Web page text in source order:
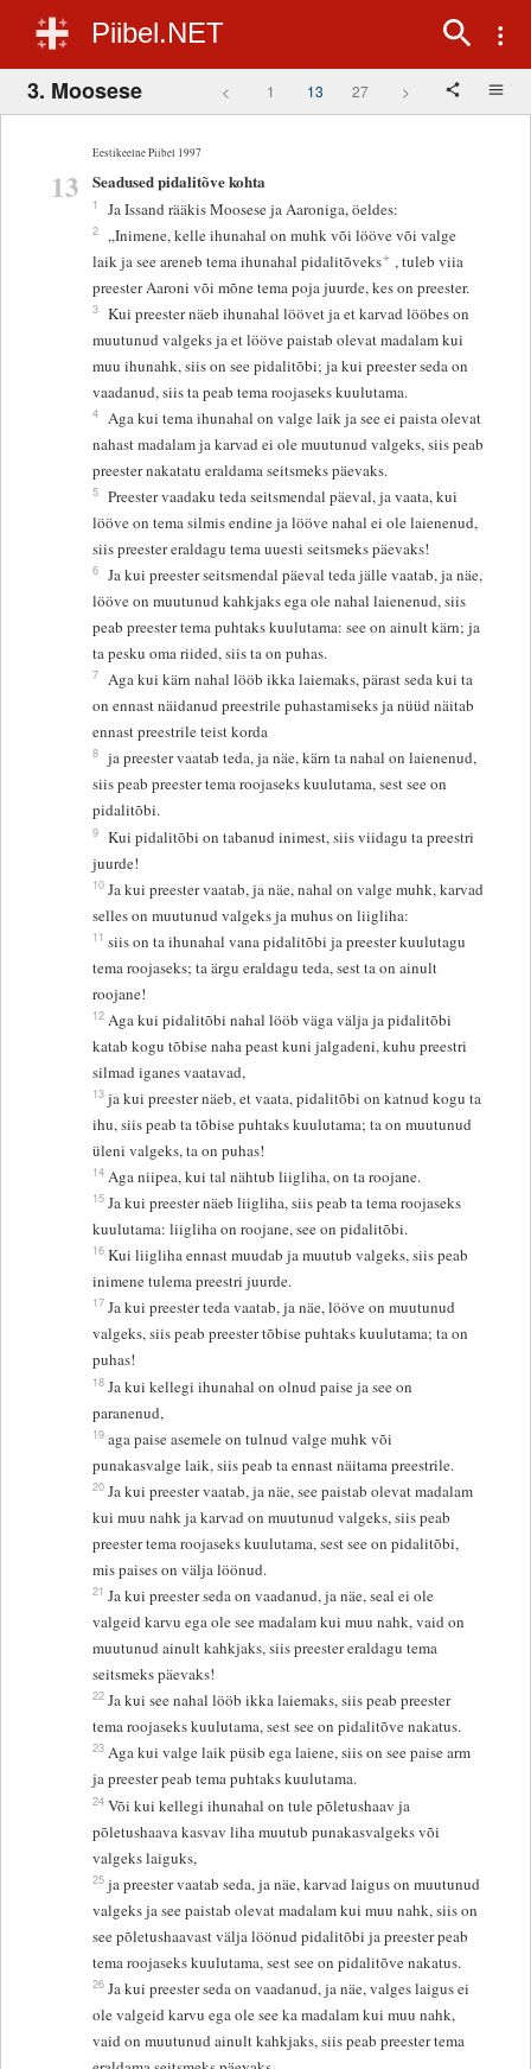
Piibel.NET
3. Moosese < 1 13 27 >
Eestikeelne Piibel 1997
13 Seadused pidalitõve kohta
1 Ja Issand rääkis Moosese ja Aaroniga, öeldes:
2 „Inimene, kelle ihunahal on muhk või lööve või valge
laik ja see areneb tema ihunahal pidalitõveks+ , tuleb viia
preester Aaroni või mõne tema poja juurde, kes on preester.
3 Kui preester näeb ihunahal löövet ja et karvad lööbes on
muutunud valgeks ja et lööve paistab olevat madalam kui
muu ihunahk, siis on see pidalitõbi; ja kui preester seda on
vaadanud, siis ta peab tema roojaseks kuulutama.
4 Aga kui tema ihunahal on valge laik ja see ei paista olevat
nahast madalam ja karvad ei ole muutunud valgeks, siis peab
preester nakatatu eraldama seitsmeks päevaks.
5 Preester vaadaku teda seitsmendal päeval, ja vaata, kui
lööve on tema silmis endine ja lööve nahal ei ole laienenud,
siis preester eraldagu tema uuesti seitsmeks päevaks!
6 Ja kui preester seitsmendal päeval teda jälle vaatab, ja näe,
lööve on muutunud kahkjaks ega ole nahal laienenud, siis
peab preester tema puhtaks kuulutama: see on ainult kärn; ja
ta pesku oma riided, siis ta on puhas.
7 Aga kui kärn nahal lööb ikka laiemaks, pärast seda kui ta
on ennast näidanud preestrile puhastamiseks ja nüüd näitab
ennast preestrile teist korda
8 ja preester vaatab teda, ja näe, kärn ta nahal on laienenud,
siis peab preester tema roojaseks kuulutama, sest see on
pidalitõbi.
9 Kui pidalitõbi on tabanud inimest, siis viidagu ta preestri
juurde!
10 Ja kui preester vaatab, ja näe, nahal on valge muhk, karvad
selles on muutunud valgeks ja muhus on liigliha:
11 siis on ta ihunahal vana pidalitõbi ja preester kuulutagu
tema roojaseks; ta ärgu eraldagu teda, sest ta on ainult
roojane!
12 Aga kui pidalitõbi nahal lööb väga välja ja pidalitõbi
katab kogu tõbise naha peast kuni jalgadeni, kuhu preestri
silmad iganes vaatavad,
13 ja kui preester näeb, et vaata, pidalitõbi on katnud kogu ta
ihu, siis peab ta tõbise puhtaks kuulutama; ta on muutunud
üleni valgeks, ta on puhas!
14 Aga niipea, kui tal nähtub liigliha, on ta roojane.
15 Ja kui preester näeb liigliha, siis peab ta tema roojaseks
kuulutama: liigliha on roojane, see on pidalitõbi.
16 Kui liigliha ennast muudab ja muutub valgeks, siis peab
inimene tulema preestri juurde.
17 Ja kui preester teda vaatab, ja näe, lööve on muutunud
valgeks, siis peab preester tõbise puhtaks kuulutama; ta on
puhas!
18 Ja kui kellegi ihunahal on olnud paise ja see on
paranenud,
19 aga paise asemele on tulnud valge muhk või
punakasvalge laik, siis peab ta ennast näitama preestrile.
20 Ja kui preester vaatab, ja näe, see paistab olevat madalam
kui muu nahk ja karvad on muutunud valgeks, siis peab
preester tema roojaseks kuulutama, sest see on pidalitõbi,
mis paises on välja löönud.
21 Ja kui preester seda on vaadanud, ja näe, seal ei ole
valgeid karvu ega ole see madalam kui muu nahk, vaid on
muutunud ainult kahkjaks, siis preester eraldagu tema
seitsmeks päevaks!
22 Ja kui see nahal lööb ikka laiemaks, siis peab preester
tema roojaseks kuulutama, sest see on pidalitõve nakatus.
23 Aga kui valge laik püsib ega laiene, siis on see paise arm
ja preester peab tema puhtaks kuulutama.
24 Või kui kellegi ihunahal on tule põletushaav ja
põletushaava kasvav liha muutub punakasvalgeks või
valgeks laiguks,
25 ja preester vaatab seda, ja näe, karvad laigus on muutunud
valgeks ja see paistab olevat madalam kui muu nahk, siis on
see põletushaavast välja löönud pidalitõbi ja preester peab
tema roojaseks kuulutama, sest see on pidalitõve nakatus.
26 Ja kui preester seda on vaadanud, ja näe, valges laigus ei
ole valgeid karvu ega ole see ka madalam kui muu nahk,
vaid on muutunud ainult kahkjaks, siis peab preester tema